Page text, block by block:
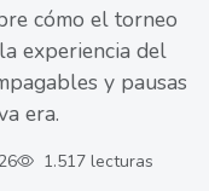
cómo el torneo
experiencia del
y pausas
era.
1.517 lecturas